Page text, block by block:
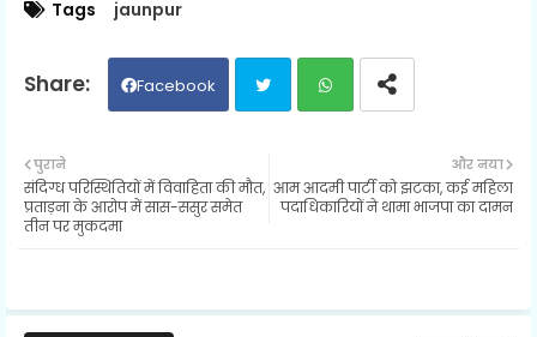
Tags jaunpur
Facebook
ter ats
और नया
आम आदमी पार्टी को झटका, कई महिला
पदाधिकारियों ने थामा भाजपा का दामन
पुराने
संदिग्ध परिस्थितियों में विवाहिता की मौत,
प्रताड़ना के आरोप में सास-ससुर समेत
तीन पर मुकदमा